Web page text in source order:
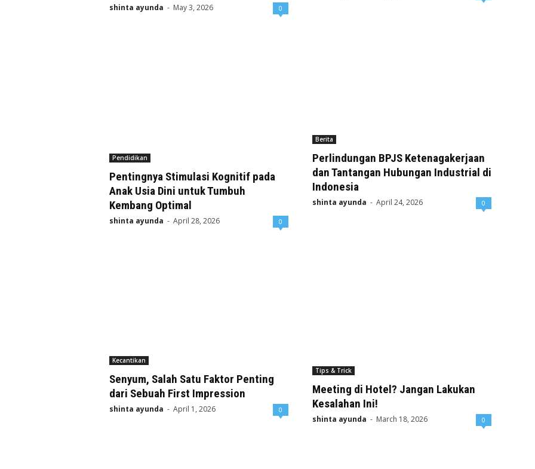
shinta ayunda - May 3, 2026 0
Pendidikan
Pentingnya Stimulasi Kognitif pada
Anak Usia Dini untuk Tumbuh
Kembang Optimal
shinta ayunda - April 28, 2026 0
Berita
Perlindungan BPJS Ketenagakerjaan
dan Tantangan Hubungan Industrial di
Indonesia
shinta ayunda - April 24, 2026 0
Kecantikan
Senyum, Salah Satu Faktor Penting
dari Sebuah First Impression
shinta ayunda - April 1, 2026 0
Tips & Trick
Meeting di Hotel? Jangan Lakukan
Kesalahan Ini!
shinta ayunda - March 18, 2026 0